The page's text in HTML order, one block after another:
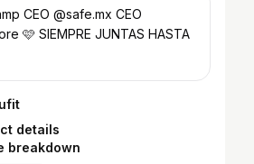
CEO @safe.mx CEO
🩷 SIEMPRE JUNTAS HASTA
details
breakdown